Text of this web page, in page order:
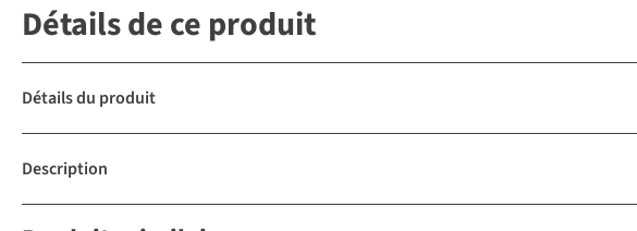
Détails de ce produit
Détails du produit
Description